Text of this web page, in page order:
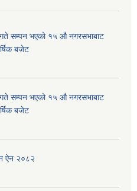
गते सम्पन भएको १५ ‍‍‍औ नगरसभाबाट
बजेट
गते सम्पन भएको १५ ‍‍‍औ नगरसभाबाट
बजेट
ऐन २०८२